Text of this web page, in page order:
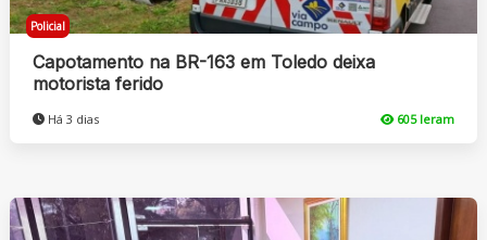
Policial
Capotamento na BR-163 em Toledo deixa
motorista ferido
Há 3 dias 605 leram